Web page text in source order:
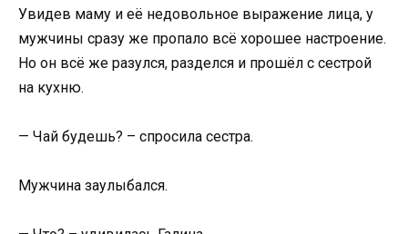
Увидев маму и её недовольное выражение лица, у
мужчины сразу же пропало всё хорошее настроение.
Но он всё же разулся, разделся и прошёл с сестрой
на кухню.
— Чай будешь? – спросила сестра.
Мужчина заулыбался.